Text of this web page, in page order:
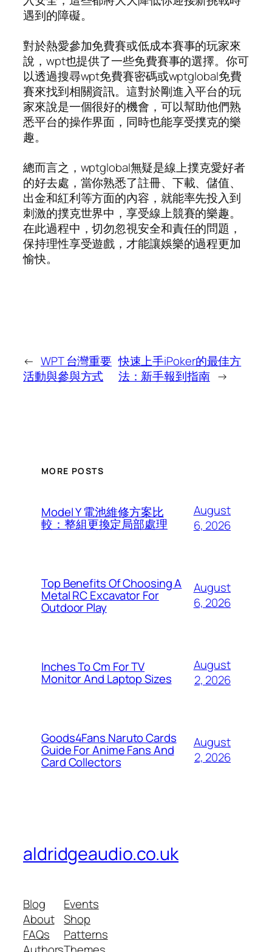
遇到的障礙。
對於熱愛參加免費賽或低成本賽事的玩家來
說，wpt也提供了一些免費賽事的選擇。你可
以透過搜尋wpt免費賽密碼或wptglobal免費
賽來找到相關資訊。這對於剛進入平台的玩
家來說是一個很好的機會，可以幫助他們熟
悉平台的操作界面，同時也能享受撲克的樂
趣。
總而言之，wptglobal無疑是線上撲克愛好者
的好去處，當你熟悉了註冊、下載、儲值、
出金和紅利等方面的內容，就能率先投入到
刺激的撲克世界中，享受線上競賽的樂趣。
在此過程中，切勿忽視安全和責任的問題，
保持理性享受遊戲，才能讓娛樂的過程更加
愉快。
← WPT 台灣重要
活動與參與方式
快速上手iPoker的最佳方
法：新手報到指南 →
MORE POSTS
Model Y 電池維修方案比
較：整組更換定局部處理
August
6, 2026
Top Benefits Of Choosing A
Metal RC Excavator For
Outdoor Play
August
6, 2026
Inches To Cm For TV
Monitor And Laptop Sizes
August
2, 2026
Goods4Fans Naruto Cards
Guide For Anime Fans And
Card Collectors
August
2, 2026
aldridgeaudio.co.uk
Blog
About
FAQs
Events
Shop
Patterns